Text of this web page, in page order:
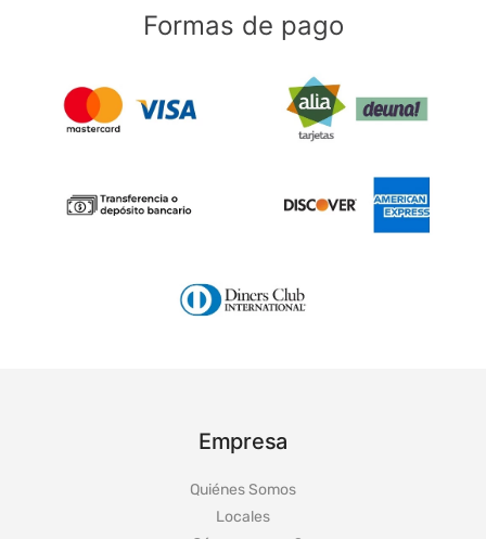
Formas de pago
Empresa
Quiénes Somos